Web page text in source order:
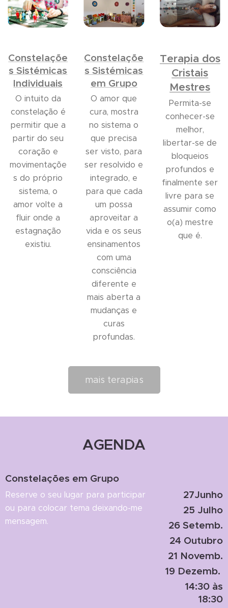
Constelaçõe
s Sistémicas
Individuais
O intuito da
constelação é
permitir que a
partir do seu
coração e
movimentaçõe
s do próprio
sistema, o
amor volte a
fluir onde a
estagnação
existiu.
Constelaçõe
s Sistémicas
em Grupo
O amor que
cura, mostra
no sistema o
que precisa
ser visto, para
ser resolvido e
integrado, e
para que cada
um possa
aproveitar a
vida e os seus
ensinamentos
com uma
consciência
diferente e
mais aberta a
mudanças e
curas
profundas.
Terapia dos
Cristais
Mestres
Permita-se
conhecer-se
melhor,
libertar-se de
bloqueios
profundos e
finalmente ser
livre para se
assumir como
o(a) mestre
que é.
mais terapias
AGENDA
Constelações em Grupo
Reserve o seu lugar para participar
ou para colocar tema deixando-me
mensagem.
27Junho
25 Julho
26 Setemb.
24 Outubro
21 Novemb.
19 Dezemb.
14:30 às
18:30